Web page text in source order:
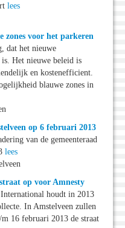
lees
zones voor het parkeren
dat het nieuwe
Het nieuwe beleid is
en kostenefficient.
blauwe zones in
op 6 februari 2013
van de gemeenteraad
lees
op voor Amnesty
houdt in 2013
In Amstelveen zullen
16 februari 2013 de straat